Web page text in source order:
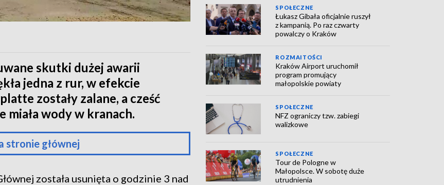
skutki dużej awarii
jedna z rur, w efekcie
zostały zalane, a cześć
miała wody w kranach.
stronie głównej
została usunięta o godzinie 3 nad
SPOŁECZNE
Łukasz Gibała oficjalnie ruszył
z kampanią. Po raz czwarty
powalczy o Kraków
ROZMAITOŚCI
Kraków Airport uruchomił
program promujący
małopolskie powiaty
SPOŁECZNE
NFZ ograniczy tzw. zabiegi
walizkowe
SPOŁECZNE
Tour de Pologne w
Małopolsce. W sobotę duże
utrudnienia